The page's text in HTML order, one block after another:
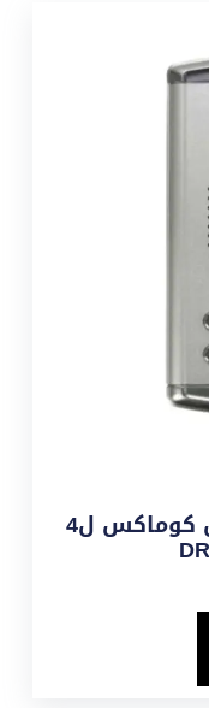
كاميرا بوابة 1/3″ ملونة من كوماكس ل4